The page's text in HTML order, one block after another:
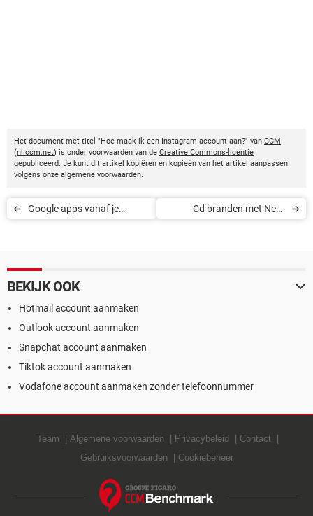
Het document met titel "Hoe maak ik een Instagram-account aan?" van CCM
(nl.ccm.net) is onder voorwaarden van de Creative Commons-licentie
gepubliceerd. Je kunt dit artikel kopiëren en kopieën van het artikel aanpassen
volgens onze algemene voorwaarden.
Google apps vanaf je
Cd branden met Nero
BEKIJK OOK
Hotmail account aanmaken
Outlook account aanmaken
Snapchat account aanmaken
Tiktok account aanmaken
Vodafone account aanmaken zonder telefoonnummer
Team Algemene voorwaarden Privacybeleid
Contact
Gebruiksvoorwaarden
Cookiebeheer